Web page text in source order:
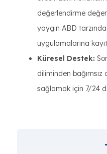
değerlendirme
yaygın ABD
uygulamalarına
Küresel Destek:
diliminden bağımsız
sağlamak için 7/24